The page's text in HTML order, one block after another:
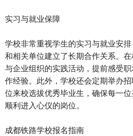
实习与就业保障
学校非常重视学生的实习与就业安
和相关单位建立了长期合作关系。
与企业组织的实践活动，提前感受
作经验。此外，学校还会定期举办
位来校选拔优秀毕业生，确保每一
顺利进入心仪的岗位。
成都铁路学校报名指南